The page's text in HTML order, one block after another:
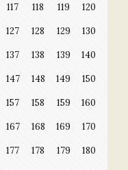
117 118 119 120
127 128 129 130
137 138 139 140
147 148 149 150
157 158 159 160
167 168 169 170
177 178 179 180